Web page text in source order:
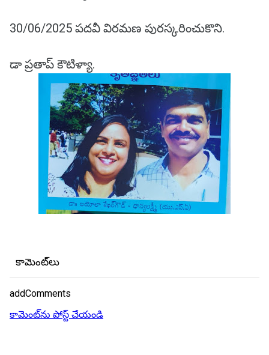
30/06/2025 పదవీ విరమణ పురస్కరించుకొని.
డా ప్రతాప్ కౌటిళ్యా.
కామెంట్‌లు
addComments
కామెంట్‌ను పోస్ట్ చేయండి